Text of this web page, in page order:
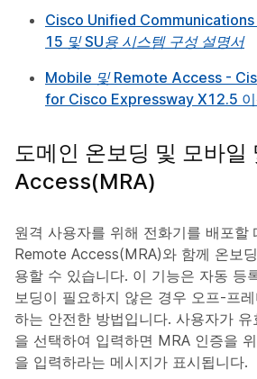
Cisco Unified
15 및 SU용 시스템 구성 설명서
Mobile 및 Remote Access -
for Cisco Expressway X12.5
도메인 온보딩 및 모바일
Access(MRA)
원격 사용자를 위해 전화기를 배포할
Remote Access(MRA)와 함께 온보
용할 수 있습니다. 이 기능은 자동 등
보딩이 필요하지 않은 경우 오프-프
하는 안전한 방법입니다. 사용자가
을 선택하여 입력하면 MRA 인증을
을 입력하라는 메시지가 표시됩니다.